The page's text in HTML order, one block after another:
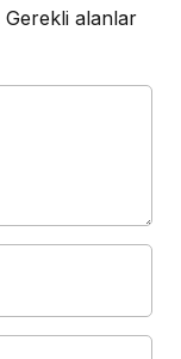
Gerekli alanlar